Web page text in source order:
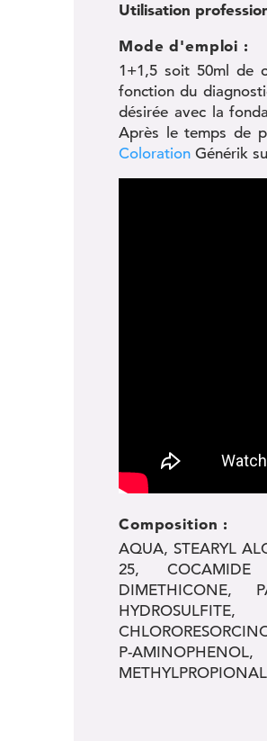
Utilisation
Mode d'emploi :
1+1,5 soit 50ml de
fonction du
désirée avec la
Après le temps de
Coloration Générik
Composition :
AQUA, STEARYL
25, COCAMIDE
DIMETHICONE,
P-